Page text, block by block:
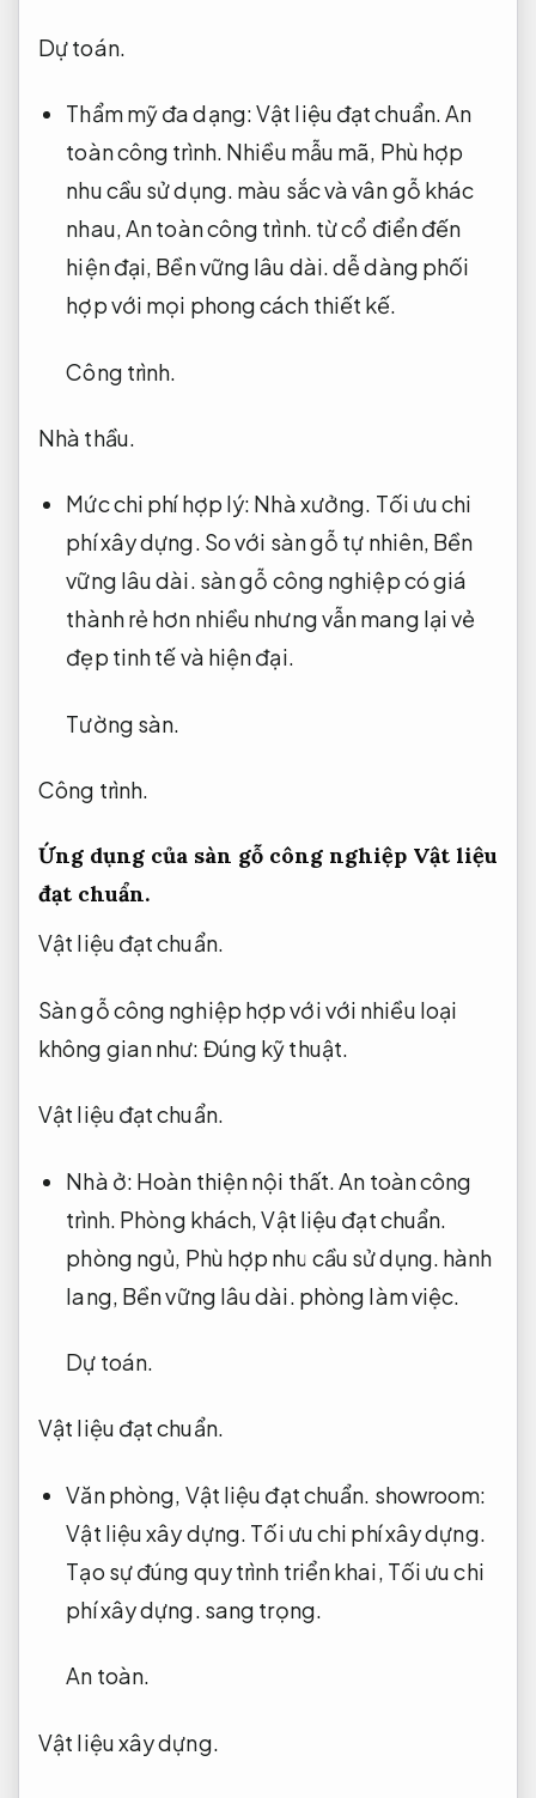
Dự toán.
Thẩm mỹ đa dạng:Vật liệu đạt chuẩn.An
toàn công trình. Nhiều mẫu mã, Phù hợp
nhu cầu sử dụng. màu sắc và vân gỗ khác
nhau,An toàn công trình. từ cổ điển đến
hiện đại, Bền vững lâu dài.dễ dàng phối
hợp với mọi phong cách thiết kế.
Công trình.
Nhà thầu.
Mức chi phí hợp lý: Nhà xưởng. Tối ưu chi
phí xây dựng. So với sàn gỗ tự nhiên, Bền
vững lâu dài. sàn gỗ công nghiệp có giá
thành rẻ hơn nhiều nhưng vẫn mang lại vẻ
đẹp tinh tế và hiện đại.
Tường sàn.
Công trình.
Ứng dụng của sàn gỗ công nghiệp Vật liệu
đạt chuẩn.
Vật liệu đạt chuẩn.
Sàn gỗ công nghiệp hợp với với nhiều loại
không gian như: Đúng kỹ thuật.
Vật liệu đạt chuẩn.
Nhà ở: Hoàn thiện nội thất.An toàn công
trình. Phòng khách,Vật liệu đạt chuẩn.
phòng ngủ, Phù hợp nhu cầu sử dụng. hành
lang, Bền vững lâu dài. phòng làm việc.
Dự toán.
Vật liệu đạt chuẩn.
Văn phòng, Vật liệu đạt chuẩn. showroom:
Vật liệu xây dựng. Tối ưu chi phí xây dựng.
Tạo sự đúng quy trình triển khai, Tối ưu chi
phí xây dựng. sang trọng.
An toàn.
Vật liệu xây dựng.